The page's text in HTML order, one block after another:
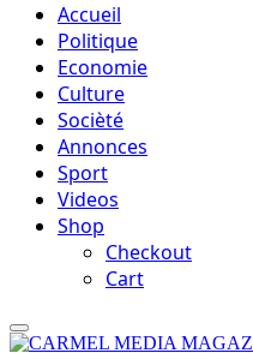
Accueil
Politique
Economie
Culture
Socièté
Annonces
Sport
Videos
Shop
Checkout
Cart